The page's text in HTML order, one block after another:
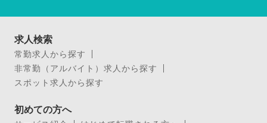
求人検索
常勤求人から探す
非常勤（アルバイト）求人から探す
スポット求人から探す